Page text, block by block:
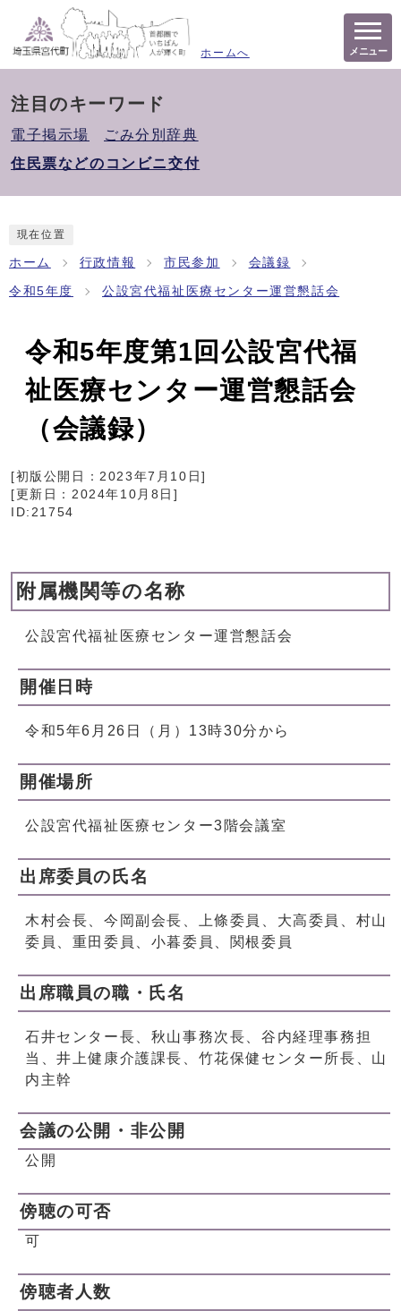
ホームへ メニュー
注目のキーワード
電子掲示場
ごみ分別辞典
住民票などのコンビニ交付
現在位置
ホーム 行政情報 市民参加 会議録
令和5年度 公設宮代福祉医療センター運営懇話会
令和5年度第1回公設宮代福
祉医療センター運営懇話会
（会議録）
[初版公開日：2023年7月10日]
[更新日： 2024年10月8日 ]
ID:21754
附属機関等の名称
公設宮代福祉医療センター運営懇話会
開催日時
令和5年6月26日（月）13時30分から
開催場所
公設宮代福祉医療センター3階会議室
出席委員の氏名
木村会長、今岡副会長、上條委員、大高委員、村山
委員、重田委員、小暮委員、関根委員
出席職員の職・氏名
石井センター長、秋山事務次長、谷内経理事務担
当、井上健康介護課長、竹花保健センター所長、山
内主幹
会議の公開・非公開
公開
傍聴の可否
可
傍聴者人数